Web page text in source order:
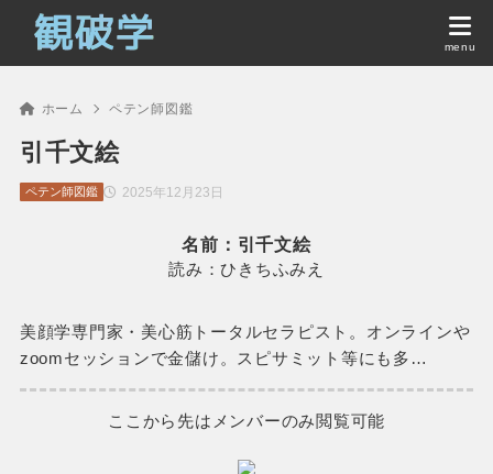
ホーム ペテン師図鑑
引千文絵
2025年12月23日
ペテン師図鑑
名前：引千文絵
読み：ひきちふみえ
美顔学専門家・美心筋トータルセラピスト。オンラインや
zoomセッションで金儲け。スピサミット等にも多…
ここから先はメンバーのみ閲覧可能